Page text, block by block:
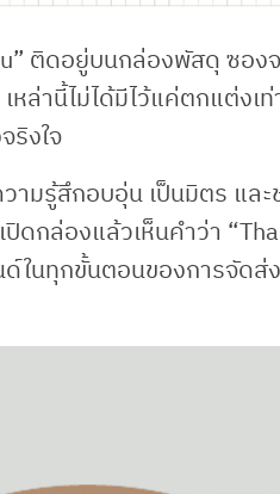
ติดอยู่บนกล่องพัสดุ ซอ
หล่านี้ไม่ได้มีไว้แค่ตกแต่งเ
ริงใจ
ามรู้สึกอบอุ่น เป็นมิตร แล
ดกล่องแล้วเห็นคำว่า
ในทุกขั้นตอนของการจัดส่